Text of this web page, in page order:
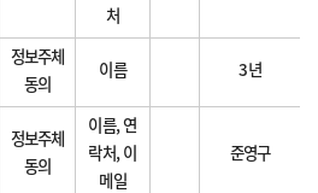
처
정보주체
동의
이름 3년
정보주체
동의
이름, 연
락처, 이
메일
준영구